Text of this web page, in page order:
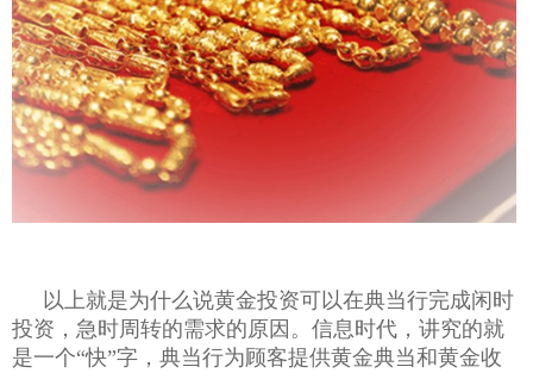
以上就是为什么说黄金投资可以在典当行完成闲时
投资，急时周转的需求的原因。信息时代，讲究的就
是一个“快”字，典当行为顾客提供黄金典当和黄金收